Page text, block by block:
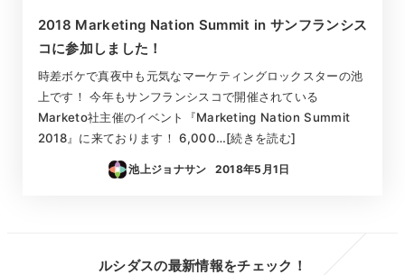
2018 Marketing Nation Summit in サンフランシス
コに参加しました！
時差ボケで真夜中も元気なマーケティングロックスターの池
上です！ 今年もサンフランシスコで開催されている
Marketo社主催のイベント『Marketing Nation Summit
2018』に来ております！ 6,000…[続きを読む]
池上ジョナサン
投稿日
2018年5月1日
ルシダスの最新情報をチェック！